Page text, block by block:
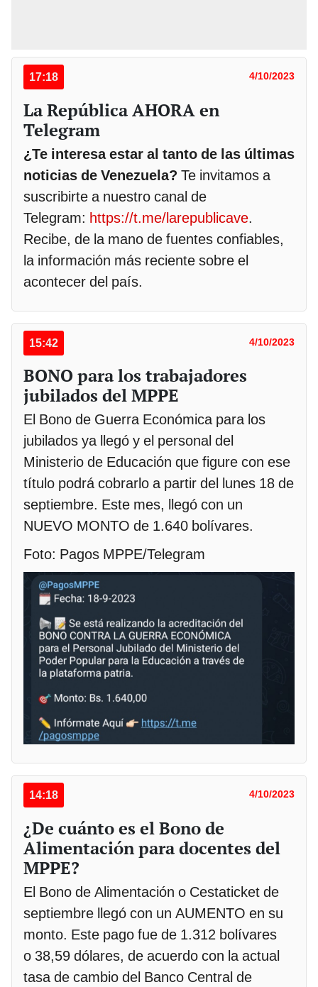
17:18 4/10/2023
La República AHORA en
Telegram
¿Te interesa estar al tanto de las últimas
noticias de Venezuela? Te invitamos a
suscribirte a nuestro canal de
Telegram: https://t.me/larepublicave.
Recibe, de la mano de fuentes confiables,
la información más reciente sobre el
acontecer del país.
15:42 4/10/2023
BONO para los trabajadores
jubilados del MPPE
El Bono de Guerra Económica para los
jubilados ya llegó y el personal del
Ministerio de Educación que figure con ese
título podrá cobrarlo a partir del lunes 18 de
septiembre. Este mes, llegó con un
NUEVO MONTO de 1.640 bolívares.
Foto: Pagos MPPE/Telegram
14:18 4/10/2023
¿De cuánto es el Bono de
Alimentación para docentes del
MPPE?
El Bono de Alimentación o Cestaticket de
septiembre llegó con un AUMENTO en su
monto. Este pago fue de 1.312 bolívares
o 38,59 dólares, de acuerdo con la actual
tasa de cambio del Banco Central de